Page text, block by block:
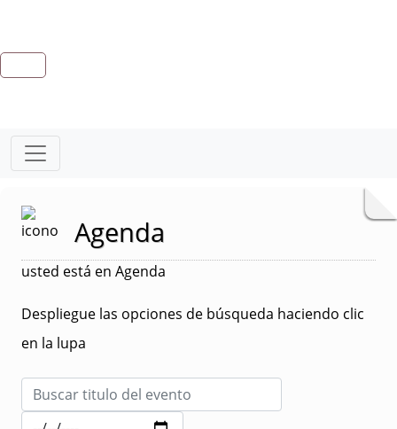
Agenda
usted está en Agenda
Despliegue las opciones de búsqueda haciendo clic
en la lupa